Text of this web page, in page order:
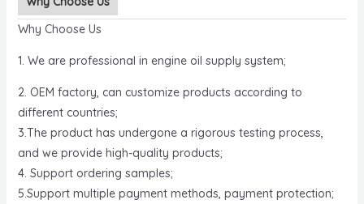
Why Choose Us
1. We are professional in engine oil supply system;
2. OEM factory, can customize products according to
different countries;
3.The product has undergone a rigorous testing process,
and we provide high-quality products;
4. Support ordering samples;
5.Support multiple payment methods, payment protection;